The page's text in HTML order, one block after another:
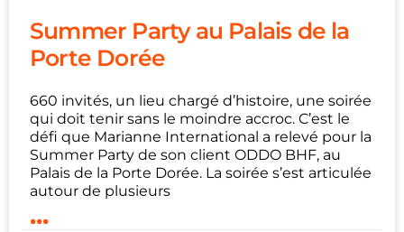
Summer Party au Palais de la
Porte Dorée
660 invités, un lieu chargé d’histoire, une soirée
qui doit tenir sans le moindre accroc. C’est le
défi que Marianne International a relevé pour la
Summer Party de son client ODDO BHF, au
Palais de la Porte Dorée. La soirée s’est articulée
autour de plusieurs
...